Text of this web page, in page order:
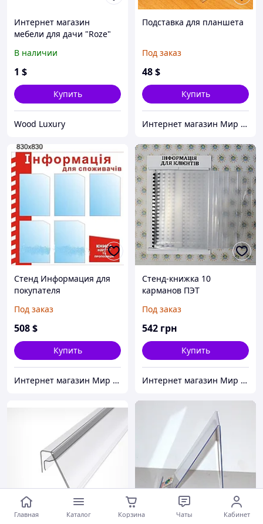
Интернет магазин
мебели для дачи "Roze"
В наличии
1 $
Купить
Wood Luxury
Подставка для планшета
Под заказ
48$
Купить
Интернет магазин Мир стендов. Товары из Украины
Стенд Информация для
покупателя
Под заказ
508$
Купить
Интернет магазин Мир стендов. Товары из Украины
Стенд-книжка 10
карманов ПЭТ
клиентов
Под заказ
542 грн
Купить
Интернет магазин Мир стендов. Товары из Украины
Главная Каталог Корзина Чаты Кабинет